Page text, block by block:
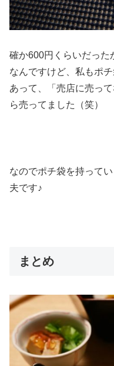
確か600円くらいだった
なんですけど、私もポ
あって、「売店に売っ
ら売ってました（笑）
なのでポチ袋を持って
夫です♪
まとめ